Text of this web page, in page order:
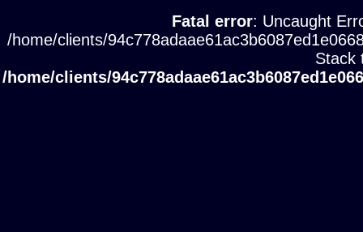
Fatal error: Uncaught
/home/clients/
Stack
/home/clients/